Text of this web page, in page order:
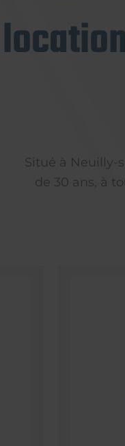
Situé à Neuilly-
de 30 ans, à